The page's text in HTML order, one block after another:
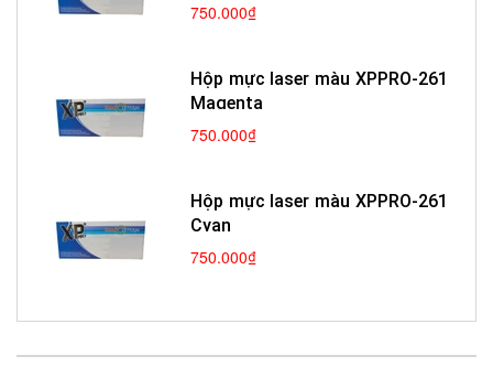
750.000₫
Hộp mực laser màu XPPRO-261
Magenta
750.000₫
Hộp mực laser màu XPPRO-261
Cyan
750.000₫